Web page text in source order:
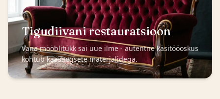
Tigudiivani restauratsioon
Vana mööblitükk sai uue ilme - autentne käsitööoskus
kohtub kaasaegsete materjalidega.